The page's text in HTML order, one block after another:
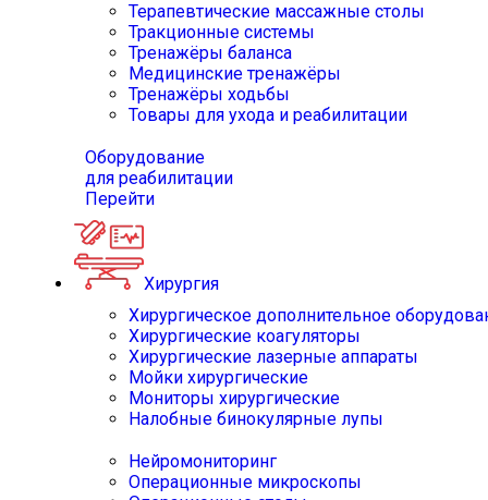
Терапевтические массажные столы
Тракционные системы
Тренажёры баланса
Медицинские тренажёры
Тренажёры ходьбы
Товары для ухода и реабилитации
Оборудование
для реабилитации
Перейти
Хирургия
Хирургическое дополнительное
Хирургические коагуляторы
Хирургические лазерные аппараты
Мойки хирургические
Мониторы хирургические
Налобные бинокулярные лупы
Нейромониторинг
Операционные микроскопы